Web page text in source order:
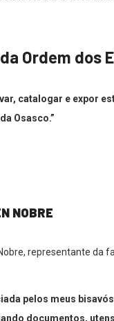
Ordem dos
catalogar e expor
Osasco.”
NOBRE
representante da
pelos meus
documentos,